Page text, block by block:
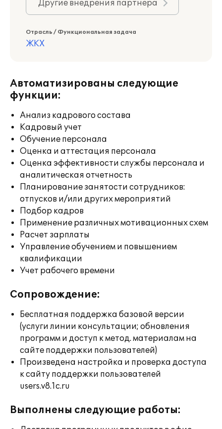
Другие внедрения партнера
Отрасль / Функциональная задача
ЖКХ
Автоматизированы следующие
функции:
Анализ кадрового состава
Кадровый учет
Обучение персонала
Оценка и аттестация персонала
Оценка эффективности службы персонала и
аналитическая отчетность
Планирование занятости сотрудников:
отпусков и/или других мероприятий
Подбор кадров
Применение различных мотивационных схем
Расчет зарплаты
Управление обучением и повышением
квалификации
Учет рабочего времени
Сопровождение:
Бесплатная поддержка базовой версии
(услуги линии консультации; обновления
программ и доступ к метод. материалам на
сайте поддержки пользователей)
Произведена настройка и проверка доступа
к сайту поддержки пользователей
users.v8.1c.ru
Выполнены следующие работы: